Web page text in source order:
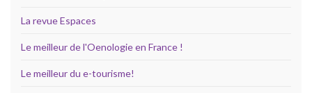
La revue Espaces
Le meilleur de l'Oenologie en France !
Le meilleur du e-tourisme!